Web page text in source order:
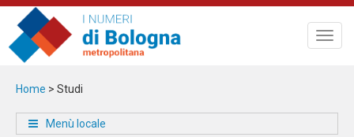
Salta
contenuto
principale
Home > Studi
Menù locale